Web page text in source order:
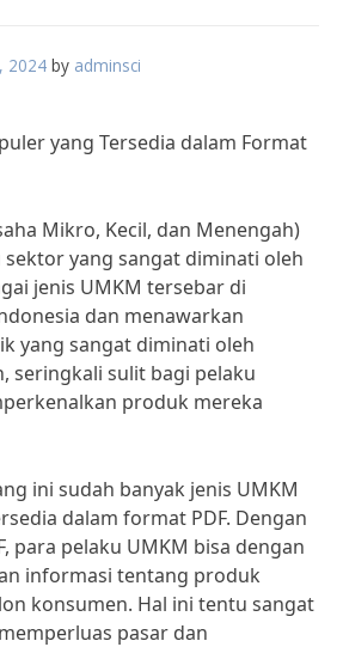
2024 by adminsci
yang Tersedia dalam Format
Mikro, Kecil, dan Menengah)
sektor yang sangat diminati oleh
jenis UMKM tersebar di
dan menawarkan
yang sangat diminati oleh
seringkali sulit bagi pelaku
produk mereka
ini sudah banyak jenis UMKM
dalam format PDF. Dengan
para pelaku UMKM bisa dengan
informasi tentang produk
konsumen. Hal ini tentu sangat
pasar dan